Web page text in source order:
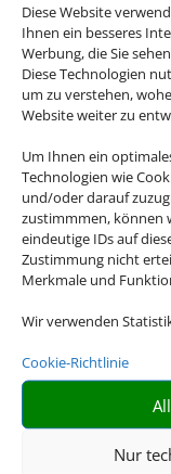
Diese Website
Ihnen ein besseres
Werbung, die Sie
Diese Technologien
um zu verstehen,
Website weiter zu
Um Ihnen ein
Technologien wie
und/oder darauf
zustimmmen, können
eindeutige IDs auf
Zustimmung nicht
Merkmale und
Wir verwenden
Cookie-Richtlinie
Nur